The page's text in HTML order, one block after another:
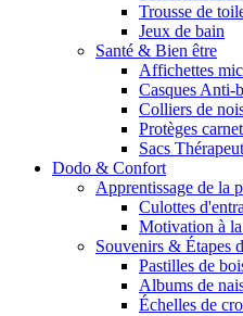
Trousse de
Jeux de bain
Santé & Bien être
Affichettes
Casques Anti-
Colliers de
Protèges
Sacs
Dodo & Confort
Apprentissage de la
Culottes
Motivation à
Souvenirs & Étapes
Pastilles de
Albums de
Échelles de